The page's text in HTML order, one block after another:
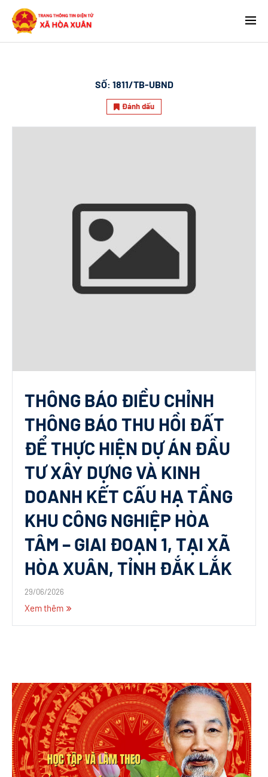
SỐ: 1811/TB-UBND
Đánh dấu
THÔNG BÁO ĐIỀU CHỈNH
THÔNG BÁO THU HỒI ĐẤT
ĐỂ THỰC HIỆN DỰ ÁN ĐẦU
TƯ XÂY DỰNG VÀ KINH
DOANH KẾT CẤU HẠ TẦNG
KHU CÔNG NGHIỆP HÒA
TÂM – GIAI ĐOẠN 1, TẠI XÃ
HÒA XUÂN, TỈNH ĐẮK LẮK
29/06/2026
Xem thêm